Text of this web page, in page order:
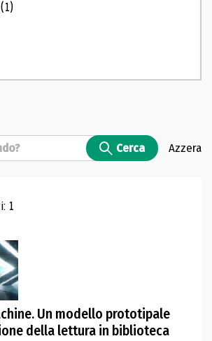
(1)
Cerca Azzera
ricerca
1
Un modello prototipale
della lettura in biblioteca